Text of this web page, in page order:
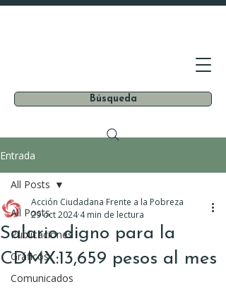
Búsqueda
Entrada
All Posts
Publicaciones
Gráficos
Comunicados
All Posts
Salario digno para la
CDMX:13,659 pesos al mes
Acción Ciudadana Frente a la Pobreza
29 oct 2024 4 min de lectura